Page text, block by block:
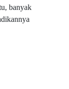
banyak